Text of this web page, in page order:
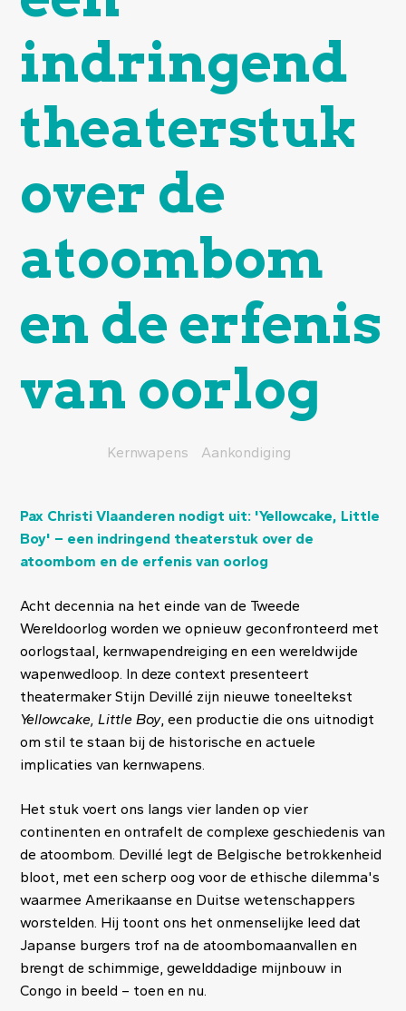
indringend
theaterstuk
over de
atoombom
en de erfenis
van oorlog
Kernwapens Aankondiging
Pax Christi Vlaanderen nodigt uit: 'Yellowcake, Little
Boy' – een indringend theaterstuk over de
atoombom en de erfenis van oorlog
Acht decennia na het einde van de Tweede
Wereldoorlog worden we opnieuw geconfronteerd met
oorlogstaal, kernwapendreiging en een wereldwijde
wapenwedloop. In deze context presenteert
theatermaker Stijn Devillé zijn nieuwe toneeltekst
Yellowcake, Little Boy, een productie die ons uitnodigt
om stil te staan bij de historische en actuele
implicaties van kernwapens.
Het stuk voert ons langs vier landen op vier
continenten en ontrafelt de complexe geschiedenis van
de atoombom. Devillé legt de Belgische betrokkenheid
bloot, met een scherp oog voor de ethische dilemma's
waarmee Amerikaanse en Duitse wetenschappers
worstelden. Hij toont ons het onmenselijke leed dat
Japanse burgers trof na de atoombomaanvallen en
brengt de schimmige, gewelddadige mijnbouw in
Congo in beeld – toen en nu.